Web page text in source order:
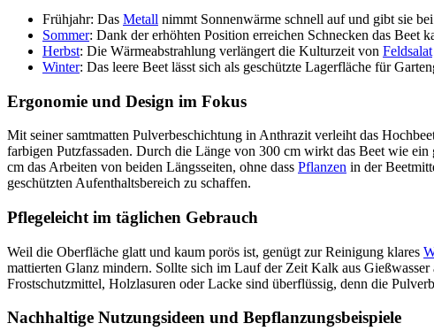
Frühjahr: Das Metall nimmt Sonnenwärme schnell auf und gibt sie
Sommer: Dank der erhöhten Position erreichen Schnecken das Beet
Herbst: Die Wärmeabstrahlung verlängert die Kulturzeit von Feldsalat
Winter: Das leere Beet lässt sich als geschützte Lagerfläche für
Ergonomie und Design im Fokus
Mit seiner samtmatten Pulverbeschichtung in Anthrazit verleiht das
farbigen Putzfassaden. Durch die Länge von 300 cm wirkt das Beet wie
cm das Arbeiten von beiden Längsseiten, ohne dass Pflanzen in der
geschützten Aufenthaltsbereich zu schaffen.
Pflegeleicht im täglichen Gebrauch
Weil die Oberfläche glatt und kaum porös ist, genügt zur Reinigung klares
mattierten Glanz mindern. Sollte sich im Lauf der Zeit Kalk aus
Frostschutzmittel, Holzlasuren oder Lacke sind überflüssig, denn die
Nachhaltige Nutzungsideen und Bepflanzungsbeispiele